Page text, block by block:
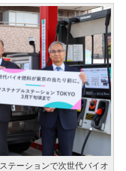
テーションで次世代バイオ